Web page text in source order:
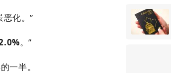
化。”
。”
一半。